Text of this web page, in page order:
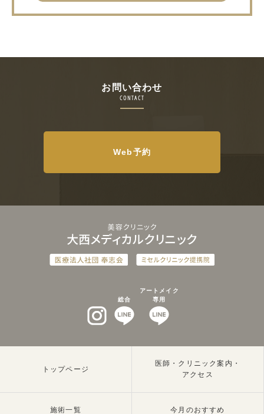
お問い合わせ
CONTACT
Web予約
インスタグラム
総合
LINEat
アートメイク
専用
トップページ
医師・クリニック案内・
アクセス
施術一覧 今月のおすすめ